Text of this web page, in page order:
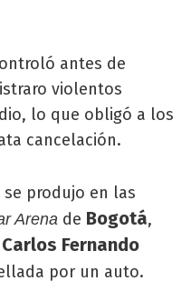
antes de
violentos
lo que obligó a los
cancelación.
produjo en las
Arena de Bogotá,
Carlos Fernando
por un auto.